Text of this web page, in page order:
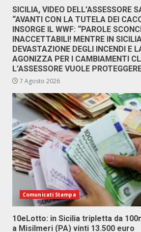
SICILIA, VIDEO DELL’ASSESSORE
“AVANTI CON LA TUTELA DEI
INSORGE IL WWF: “PAROLE
INACCETTABILI! MENTRE IN
DEVASTAZIONE DEGLI INCENDI E
AGONIZZA PER I CAMBIAMENTI
L’ASSESSORE VUOLE
7 Agosto 2026
Comunicati Stampa
10eLotto: in Sicilia tripletta da
a Misilmeri (PA) vinti 13.500 euro